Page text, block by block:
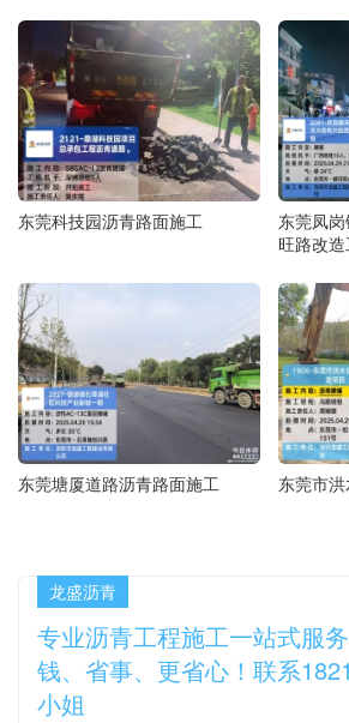
东莞科技园沥青路面施工
东莞凤
旺路改
东莞塘厦道路沥青路面施工 东莞市
龙盛沥青
专业沥青工程施工一站式服
钱、省事、更省心！联系
小姐